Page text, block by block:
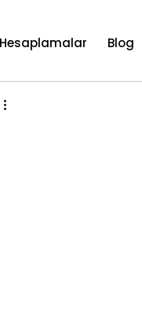
Hesaplamalar Blog